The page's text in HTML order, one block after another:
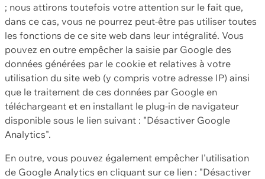
; nous attirons toutefois votre attention sur le fait que,
dans ce cas, vous ne pourrez peut-être pas utiliser toutes
les fonctions de ce site web dans leur intégralité. Vous
pouvez en outre empêcher la saisie par Google des
données générées par le cookie et relatives à votre
utilisation du site web (y compris votre adresse IP) ainsi
que le traitement de ces données par Google en
téléchargeant et en installant le plug-in de navigateur
disponible sous le lien suivant : "Désactiver Google
Analytics".
En outre, vous pouvez également empêcher l'utilisation
de Google Analytics en cliquant sur ce lien : "Désactiver